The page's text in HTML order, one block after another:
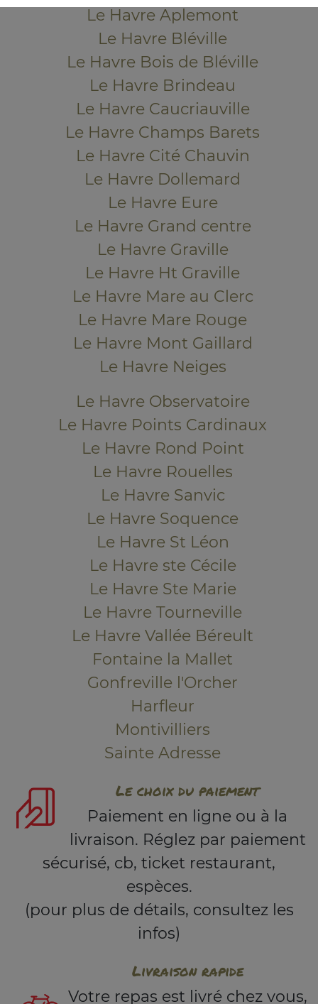
Le Havre Aplemont
Le Havre Bléville
Le Havre Bois de Bléville
Le Havre Brindeau
Le Havre Caucriauville
Le Havre Champs Barets
Le Havre Cité Chauvin
Le Havre Dollemard
Le Havre Eure
Le Havre Grand centre
Le Havre Graville
Le Havre Ht Graville
Le Havre Mare au Clerc
Le Havre Mare Rouge
Le Havre Mont Gaillard
Le Havre Neiges
Le Havre Observatoire
Le Havre Points Cardinaux
Le Havre Rond Point
Le Havre Rouelles
Le Havre Sanvic
Le Havre Soquence
Le Havre St Léon
Le Havre ste Cécile
Le Havre Ste Marie
Le Havre Tourneville
Le Havre Vallée Béreult
Fontaine la Mallet
Gonfreville l'Orcher
Harfleur
Montivilliers
Sainte Adresse
Le choix du paiement
Paiement en ligne ou à la
livraison. Réglez par paiement
sécurisé, cb, ticket restaurant,
espèces.
(pour plus de détails, consultez les
infos)
Livraison rapide
Votre repas est livré chez vous,